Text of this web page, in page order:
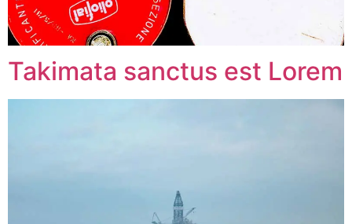
Takimata sanctus est Lorem